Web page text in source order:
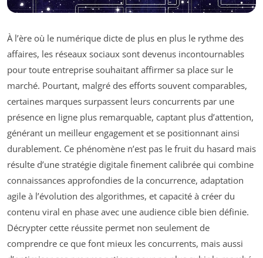
À l’ère où le numérique dicte de plus en plus le rythme des
affaires, les réseaux sociaux sont devenus incontournables
pour toute entreprise souhaitant affirmer sa place sur le
marché. Pourtant, malgré des efforts souvent comparables,
certaines marques surpassent leurs concurrents par une
présence en ligne plus remarquable, captant plus d’attention,
générant un meilleur engagement et se positionnant ainsi
durablement. Ce phénomène n’est pas le fruit du hasard mais
résulte d’une stratégie digitale finement calibrée qui combine
connaissances approfondies de la concurrence, adaptation
agile à l’évolution des algorithmes, et capacité à créer du
contenu viral en phase avec une audience cible bien définie.
Décrypter cette réussite permet non seulement de
comprendre ce que font mieux les concurrents, mais aussi